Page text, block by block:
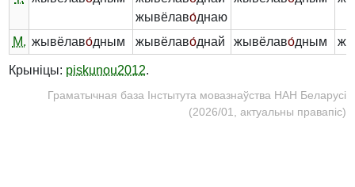
жывёлаво́днаю
М. жывёлаво́дным жывёлаво́днай жывёлаво́дным
Крыніцы: piskunou2012.
Граматычная база Інстытута мовазнаўства НАН Беларусі
(2026/01, актуальны правапіс)